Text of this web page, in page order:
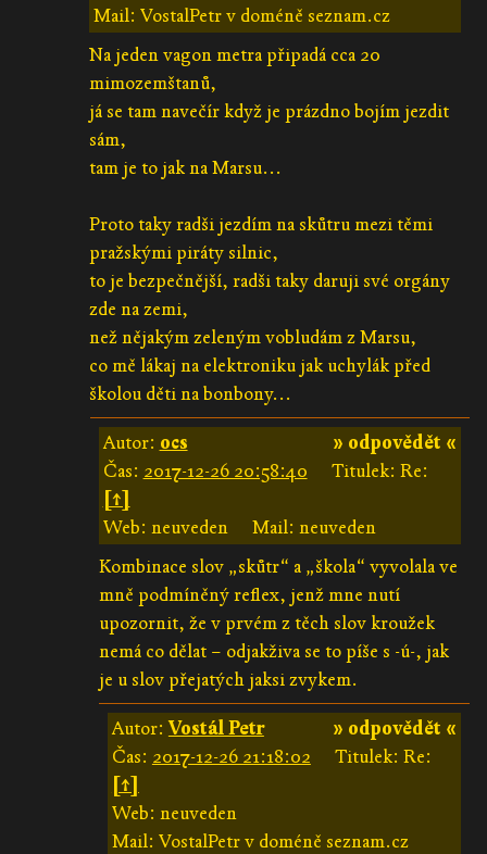
Mail: VostalPetr v doméně seznam.cz
Na jeden vagon metra připadá cca 20
mimozemštanů,
já se tam navečír když je prázdno bojím jezdit
sám,
tam je to jak na Marsu...
Proto taky radši jezdím na skůtru mezi těmi
pražskými piráty silnic,
to je bezpečnější, radši taky daruji své orgány
zde na zemi,
než nějakým zeleným vobludám z Marsu,
co mě lákaj na elektroniku jak uchylák před
školou děti na bonbony...
» odpovědět «
Autor: ocs
Čas: 2017-12-26 20:58:40
Titulek: Re:
[↑]
Web: neuveden
Mail: neuveden
Kombinace slov „skůtr“ a „škola“ vyvolala ve
mně podmíněný reflex, jenž mne nutí
upozornit, že v prvém z těch slov kroužek
nemá co dělat – odjakživa se to píše s -ú-, jak
je u slov přejatých jaksi zvykem.
» odpovědět «
Autor:Vostál Petr
Čas: 2017-12-26 21:18:02
Titulek: Re:
[↑]
Web: neuveden
Mail: VostalPetr v doméně seznam.cz